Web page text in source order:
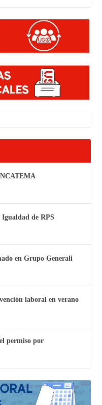
de RPS
en Grupo Generali
laboral en verano
permiso por